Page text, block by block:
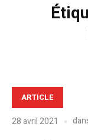
ARTICLE
28 avril 2021